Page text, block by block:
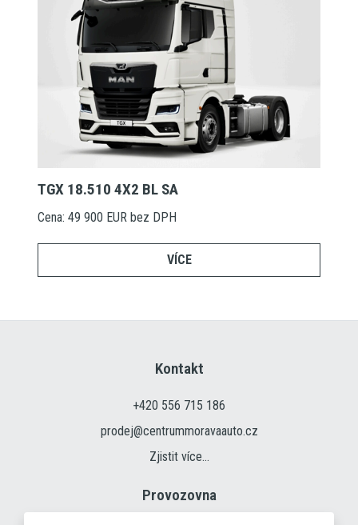
TGX 18.510 4X2 BL SA
Cena: 49 900 EUR bez DPH
VÍCE
Kontakt
+420 556 715 186
prodej@centrummoravaauto.cz
Zjistit více...
Provozovna